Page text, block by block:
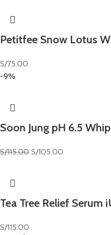
Petitfee Snow Lotus
S/75.00
-9%
Soon Jung pH 6.5
S/115.00 S/105.00
Tea Tree Relief Serum
S/115.00